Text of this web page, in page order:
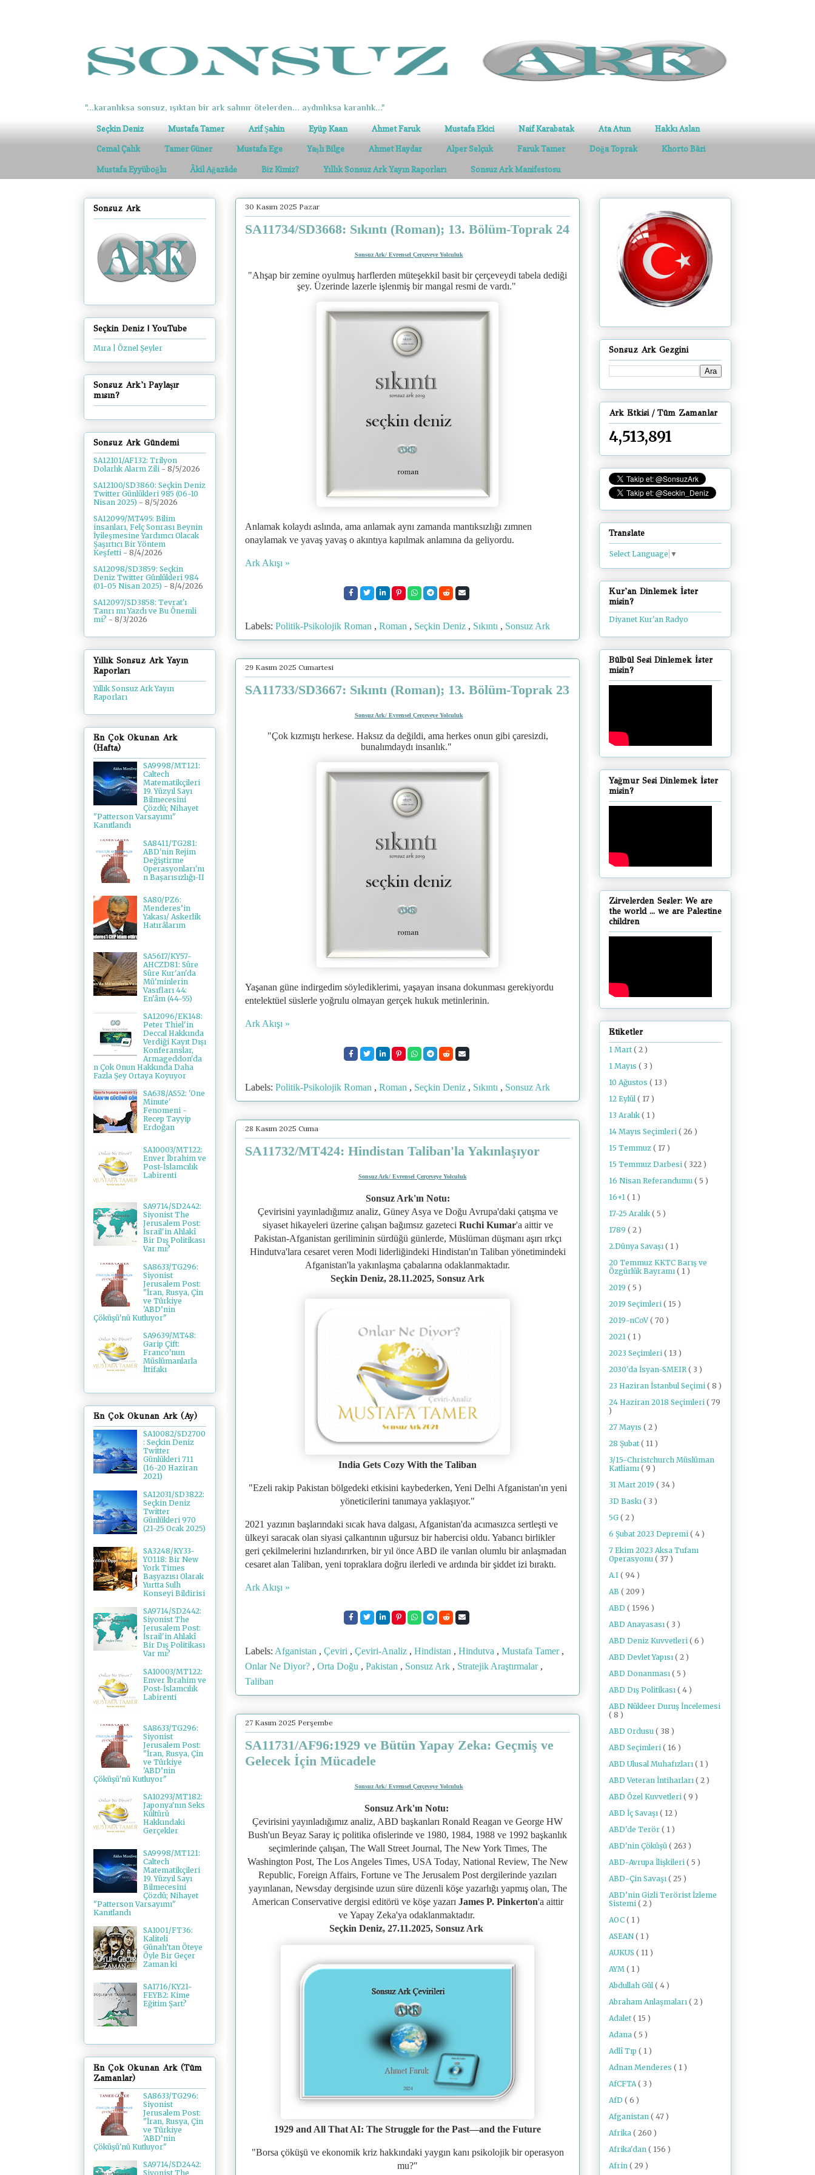
"...karanlıksa sonsuz, ışıktan bir ark salınır ötelerden... aydınlıksa karanlık..."
Seçkin Deniz Mustafa Tamer Arif Şahin Eyüp Kaan Ahmet Faruk Mustafa Ekici Naif Karabatak Ata Atun Hakkı Aslan
Cemal Çalık Tamer Güner Mustafa Ege Yaşlı Bilge Ahmet Haydar Alper Selçuk Faruk Tamer Doğa Toprak Khorto Bâri
Mustafa Eyyüboğlu Âkil Ağazâde Biz Kimiz? Yıllık Sonsuz Ark Yayın Raporları Sonsuz Ark Manifestosu
30 Kasım 2025 Pazar
SA11734/SD3668: Sıkıntı (Roman); 13. Bölüm-Toprak 24
Sonsuz Ark/ Evrensel Çerçeveye Yolculuk
"Ahşap bir zemine oyulmuş harflerden müteşekkil basit bir çerçeveydi tabela dediği
şey. Üzerinde lazerle işlenmiş bir mangal resmi de vardı."
Anlamak kolaydı aslında, ama anlamak aynı zamanda mantıksızlığı zımnen
onaylamak ve yavaş yavaş o akıntıya kapılmak anlamına da geliyordu.
Ark Akışı »
Labels: Politik-Psikolojik Roman , Roman , Seçkin Deniz , Sıkıntı , Sonsuz Ark
29 Kasım 2025 Cumartesi
SA11733/SD3667: Sıkıntı (Roman); 13. Bölüm-Toprak 23
Sonsuz Ark/ Evrensel Çerçeveye Yolculuk
"Çok kızmıştı herkese. Haksız da değildi, ama herkes onun gibi çaresizdi,
bunalımdaydı insanlık."
Yaşanan güne indirgedim söylediklerimi, yaşayan insana dokunması gerekiyordu
entelektüel süslerle yoğrulu olmayan gerçek hukuk metinlerinin.
Ark Akışı »
Labels: Politik-Psikolojik Roman , Roman , Seçkin Deniz , Sıkıntı , Sonsuz Ark
28 Kasım 2025 Cuma
SA11732/MT424: Hindistan Taliban'la Yakınlaşıyor
Sonsuz Ark/ Evrensel Çerçeveye Yolculuk
Sonsuz Ark'ın Notu:
Çevirisini yayınladığımız analiz, Güney Asya ve Doğu Avrupa'daki çatışma ve
siyaset hikayeleri üzerine çalışan bağımsız gazeteci Ruchi Kumar'a aittir ve
Pakistan-Afganistan geriliminin sürdüğü günlerde, Müslüman düşmanı aşırı ırkçı
Hindutva'lara cesaret veren Modi liderliğindeki Hindistan'ın Taliban yönetimindeki
Afganistan'la yakınlaşma çabalarına odaklanmaktadır.
Seçkin Deniz, 28.11.2025, Sonsuz Ark
India Gets Cozy With the Taliban
"Ezeli rakip Pakistan bölgedeki etkisini kaybederken, Yeni Delhi Afganistan'ın yeni
yöneticilerini tanımaya yaklaşıyor."
2021 yazının başlarındaki sıcak hava dalgası, Afganistan'da acımasızca sertleşti ve
ülkeyi saracak olan siyasi çalkantının uğursuz bir habercisi oldu. Yabancı birlikler
geri çekilmelerini hızlandırırken, bir yıl önce ABD ile varılan olumlu bir anlaşmadan
cesaret alan Taliban, yeni topraklara doğru ilerledi ve ardında bir şiddet izi bıraktı.
Ark Akışı »
Labels: Afganistan , Çeviri , Çeviri-Analiz , Hindistan , Hindutva , Mustafa Tamer ,
Onlar Ne Diyor? , Orta Doğu , Pakistan , Sonsuz Ark , Stratejik Araştırmalar ,
Taliban
27 Kasım 2025 Perşembe
SA11731/AF96:1929 ve Bütün Yapay Zeka: Geçmiş ve
Gelecek İçin Mücadele
Sonsuz Ark/ Evrensel Çerçeveye Yolculuk
Sonsuz Ark'ın Notu:
Çevirisini yayınladığımız analiz, ABD başkanları Ronald Reagan ve George HW
Bush'un Beyaz Saray iç politika ofislerinde ve 1980, 1984, 1988 ve 1992 başkanlık
seçimlerinde çalışan, The Wall Street Journal, The New York Times, The
Washington Post, The Los Angeles Times, USA Today, National Review, The New
Republic, Foreign Affairs, Fortune ve The Jerusalem Post dergilerinde yazıları
yayınlanan, Newsday dergisinde uzun süre düzenli köşe yazarlığı yapmış olan, The
American Conservative dergisi editörü ve köşe yazarı James P. Pinkerton'a aittir
ve Yapay Zeka'ya odaklanmaktadır.
Seçkin Deniz, 27.11.2025, Sonsuz Ark
1929 and All That AI: The Struggle for the Past—and the Future
"Borsa çöküşü ve ekonomik kriz hakkındaki yaygın kanı psikolojik bir operasyon
mu?"
Sonsuz Ark
Seçkin Deniz | YouTube
Mıra | Öznel Şeyler
Sonsuz Ark'ı Paylaşır
mısın?
Sonsuz Ark Gündemi
SA12101/AF132: Trilyon
Dolarlık Alarm Zili - 8/5/2026
SA12100/SD3860: Seçkin Deniz
Twitter Günlükleri 985 (06-10
Nisan 2025) - 8/5/2026
SA12099/MT495: Bilim
insanları, Felç Sonrası Beynin
İyileşmesine Yardımcı Olacak
Şaşırtıcı Bir Yöntem
Keşfetti - 8/4/2026
SA12098/SD3859: Seçkin
Deniz Twitter Günlükleri 984
(01-05 Nisan 2025) - 8/4/2026
SA12097/SD3858: Tevrat'ı
Tanrı mı Yazdı ve Bu Önemli
mi? - 8/3/2026
Yıllık Sonsuz Ark Yayın
Raporları
Yıllık Sonsuz Ark Yayın
Raporları
En Çok Okunan Ark
(Hafta)
SA9998/MT121:
Caltech
Matematikçileri
19. Yüzyıl Sayı
Bilmecesini
Çözdü; Nihayet
"Patterson Varsayımı"
Kanıtlandı
SA8411/TG281:
ABD'nin Rejim
Değiştirme
Operasyonları'nı
n Başarısızlığı-II
SA80/PZ6:
Menderes’in
Yakası/ Askerlik
Hatırâlarım
SA5617/KY57-
AHCZD81: Sûre
Sûre Kur'an'da
Mü'minlerin
Vasıfları 44:
En'âm (44-55)
SA12096/EK148:
Peter Thiel'in
Deccal Hakkında
Verdiği Kayıt Dışı
Konferanslar,
Armageddon'da
n Çok Onun Hakkında Daha
Fazla Şey Ortaya Koyuyor
SA638/AS52: 'One
Minute'
Fenomeni -
Recep Tayyip
Erdoğan
SA10003/MT122:
Enver İbrahim ve
Post-İslamcılık
Labirenti
SA9714/SD2442:
Siyonist The
Jerusalem Post:
İsrail'in Ahlakî
Bir Dış Politikası
Var mı?
SA8633/TG296:
Siyonist
Jerusalem Post:
"İran, Rusya, Çin
ve Türkiye
'ABD’nin
Çöküşü'nü Kutluyor"
SA9639/MT48:
Garip Çift:
Franco'nun
Müslümanlarla
İttifakı
En Çok Okunan Ark (Ay)
SA10082/SD2700
: Seçkin Deniz
Twitter
Günlükleri 711
(16-20 Haziran
2021)
SA12031/SD3822:
Seçkin Deniz
Twitter
Günlükleri 970
(21-25 Ocak 2025)
SA3248/KY33-
YO118: Bir New
York Times
Başyazısı Olarak
Yurtta Sulh
Konseyi Bildirisi
SA9714/SD2442:
Siyonist The
Jerusalem Post:
İsrail'in Ahlakî
Bir Dış Politikası
Var mı?
SA10003/MT122:
Enver İbrahim ve
Post-İslamcılık
Labirenti
SA8633/TG296:
Siyonist
Jerusalem Post:
"İran, Rusya, Çin
ve Türkiye
'ABD’nin
Çöküşü'nü Kutluyor"
SA10293/MT182:
Japonya'nın Seks
Kültürü
Hakkındaki
Gerçekler
SA9998/MT121:
Caltech
Matematikçileri
19. Yüzyıl Sayı
Bilmecesini
Çözdü; Nihayet
"Patterson Varsayımı"
Kanıtlandı
SA1001/FT36:
Kaliteli
Günah’tan Öteye
Öyle Bir Geçer
Zaman ki
SA1716/KY21-
FEYB2: Kime
Eğitim Şart?
En Çok Okunan Ark (Tüm
Zamanlar)
SA8633/TG296:
Siyonist
Jerusalem Post:
"İran, Rusya, Çin
ve Türkiye
'ABD’nin
Çöküşü'nü Kutluyor"
SA9714/SD2442:
Siyonist The
Sonsuz Ark Gezgini
Ark Etkisi / Tüm Zamanlar
4,513,891
Translate
Select Language ▼
Kur'an Dinlemek İster
misin?
Diyanet Kur'an Radyo
Bülbül Sesi Dinlemek İster
misin?
Yağmur Sesi Dinlemek İster
misin?
Zirvelerden Sesler: We are
the world ... we are Palestine
children
Etiketler
1 Mart ( 2 )
1 Mayıs ( 3 )
10 Ağustos ( 13 )
12 Eylül ( 17 )
13 Aralık ( 1 )
14 Mayıs Seçimleri ( 26 )
15 Temmuz ( 17 )
15 Temmuz Darbesi ( 322 )
16 Nisan Referandumu ( 5 )
16+1 ( 1 )
17-25 Aralık ( 5 )
1789 ( 2 )
2.Dünya Savaşı ( 1 )
20 Temmuz KKTC Barış ve
Özgürlük Bayramı ( 1 )
2019 ( 5 )
2019 Seçimleri ( 15 )
2019-nCoV( 70 )
2021 ( 1 )
2023 Seçimleri ( 13 )
2030'da İsyan-SMEIR ( 3 )
23 Haziran İstanbul Seçimi ( 8 )
24 Haziran 2018 Seçimleri ( 79
)
27 Mayıs ( 2 )
28 Şubat ( 11 )
3/15-Christchurch Müslüman
Katliamı ( 9 )
31 Mart 2019 ( 34 )
3D Baskı ( 3 )
5G ( 2 )
6 Şubat 2023 Depremi ( 4 )
7 Ekim 2023 Aksa Tufanı
Operasyonu ( 37 )
A.I ( 94 )
AB ( 209 )
ABD ( 1596 )
ABD Anayasası ( 3 )
ABD Deniz Kuvvetleri ( 6 )
ABD Devlet Yapısı ( 2 )
ABD Donanması ( 5 )
ABD Dış Politikası ( 4 )
ABD Nükleer Duruş İncelemesi
( 8 )
ABD Ordusu ( 38 )
ABD Seçimleri ( 16 )
ABD Ulusal Muhafızları ( 1 )
ABD Veteran İntiharları ( 2 )
ABD Özel Kuvvetleri ( 9 )
ABD İç Savaşı ( 12 )
ABD'de Terör ( 1 )
ABD'nin Çöküşü ( 263 )
ABD-Avrupa İlişkileri ( 5 )
ABD-Çin Savaşı ( 25 )
ABD’nin Gizli Terörist İzleme
Sistemi ( 2 )
AOC ( 1 )
ASEAN ( 1 )
AUKUS ( 11 )
AYM ( 1 )
Abdullah Gül ( 4 )
Abraham Anlaşmaları ( 2 )
Adalet ( 15 )
Adana ( 5 )
Adlî Tıp ( 1 )
Adnan Menderes ( 1 )
AfCFTA ( 3 )
AfD ( 6 )
Afganistan ( 47 )
Afrika ( 260 )
Afrika'dan ( 156 )
Afrin ( 29 )